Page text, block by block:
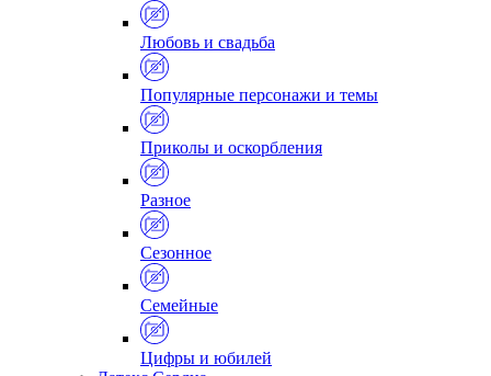
Любовь и свадьба
Популярные персонажи и темы
Приколы и оскорбления
Разное
Сезонное
Семейные
Цифры и юбилей